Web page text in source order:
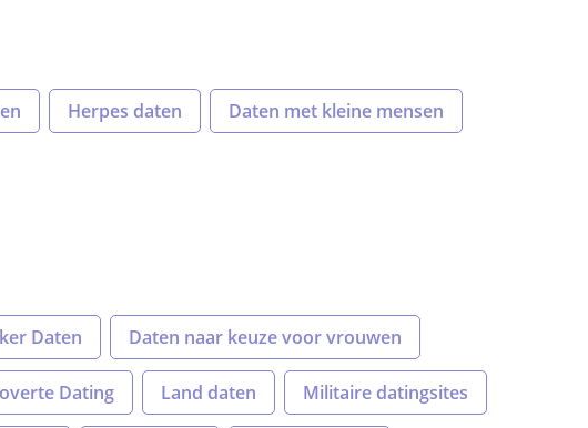
Herpes daten Daten met kleine mensen
Daten Daten naar keuze voor vrouwen
Dating Land daten Militaire datingsites